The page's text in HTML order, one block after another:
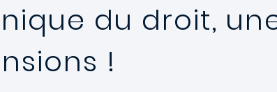
du droit,
!